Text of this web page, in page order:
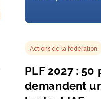
Actions de la fédération
PLF 2027 :
demandent